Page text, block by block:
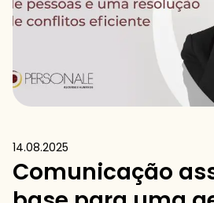
14.08.2025
Comunicação